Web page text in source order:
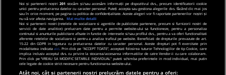
Noi și partenerii noștri201 stocăm și/sau accesăm informații pe dispozitivul dvs., precum identificatorii cookie
unici pentru prelucrarea datelor cu caracter personal. Puteți accepta sau gestiona alegerile dvs. făcând clic mai jos
sau în orice moment, pe pagina cu politica de confidențialitate. Aceste alegeri vor fi raportate partenerilor noștri și
nu vă vor afecta navigarea.
Mai multe detalii
Noi si partenerii nostri (retelele de socializare si agentiile de publicitate partenere, precum si furnizorii nostri de
servicii de date analitice) prelucram date pentru a permite website-ului sa functioneze, pentru a personaliza
continutul si anunturile publicitare afisate in functie de interesele si/sau profilul dvs., pentru a va oferi functionalitati
aferente retelelor de socializare si pentru a analiza traficul pe website. Beneficiati de drepturile prevazute de art.
15-22 din GDPR in legatura cu prelucrarea datelor cu caracter personal. Aceste drepturi pot fi exercitate prin
modalitatea indicata aici. Prin click pe “ACCEPT TOATE”, acceptati folosirea tuturor Tehnologiilor de tip Cookie, care
implica inclusiv acceptul dvs. cu privire la stocarea/accesarea informatiilor de catre Vendor-ii cu care colaboram.
Prin click pe “VREAU SA MODIFIC SETARILE INDIVIDUAL” puteti schimba preferintele in mod individual, mai putin
cele legate de cookie strict necesare pentru functionarea website-ului.
Atât noi, cât și partenerii noștri prelucrăm datele pentru a oferi: